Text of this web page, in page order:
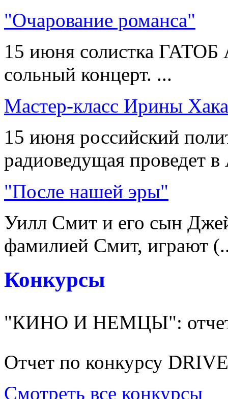
"Очарование романса"
15 июня солистка ГАТОБ
сольный концерт. ...
Мастер-класс Ирины
15 июня российский
радиоведущая проведет в
"После нашей эры"
Уилл Смит и его сын
фамилией Смит, играют
Конкурсы
"КИНО И НЕМЦЫ": отчет
Отчет по конкурсу
Смотреть все конкурсы